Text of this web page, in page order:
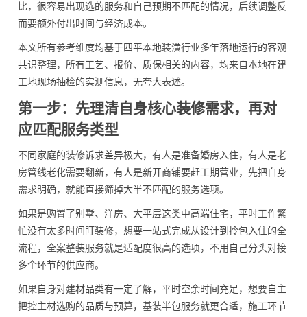
比，很容易出现选的服务和自己预期不匹配的情况，后续调整反
而要额外付出时间与经济成本。
本文所有参考维度均基于四平本地装潢行业多年落地运行的客观
共识整理，所有工艺、报价、质保相关的内容，均来自本地在建
工地现场抽检的实测信息，无夸大表述。
第一步：先理清自身核心装修需求，再对
应匹配服务类型
不同家庭的装修诉求差异极大，有人是准备婚房入住，有人是老
房管线老化需要翻新，有人是新开商铺要赶工期营业，先把自身
需求明确，就能直接筛掉大半不匹配的服务选项。
如果是购置了别墅、洋房、大平层这类中高端住宅，平时工作繁
忙没有太多时间盯装修，想要一站式完成从设计到拎包入住的全
流程，全案整装服务就是适配度很高的选项，不用自己分头对接
多个环节的供应商。
如果自身对建材品类有一定了解，平时空余时间充足，想要自主
把控主材选购的品质与预算，基装半包服务就更合适，施工环节